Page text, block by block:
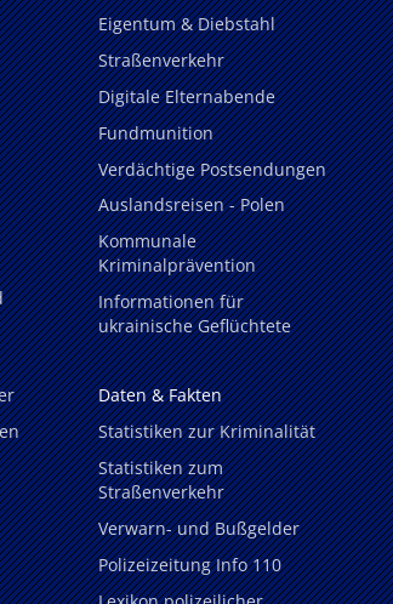
Eigentum & Diebstahl
Straßenverkehr
Digitale Elternabende
Fundmunition
Verdächtige Postsendungen
Auslandsreisen - Polen
Kommunale
Kriminalprävention
Informationen für
ukrainische Geflüchtete
Daten & Fakten
Statistiken zur Kriminalität
Statistiken zum
Straßenverkehr
Verwarn- und Bußgelder
Polizeizeitung Info 110